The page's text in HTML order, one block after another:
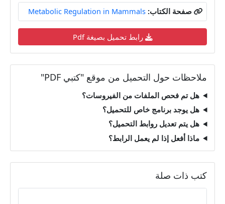
صفحة الكتاب: Metabolic Regulation in Mammals
رابط تحميل بصيغة Pdf
ملاحظات حول التحميل من موقع "كتبي PDF"
هل تم فحص الملفات من الفيروسات؟
هل يوجد برنامج خاص للتحميل؟
هل يتم تعديل روابط التحميل؟
ماذا أفعل إذا لم يعمل الرابط؟
كتب ذات صلة